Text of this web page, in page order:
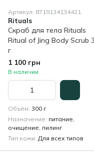
Артикул: 8719134134421
Rituals
Скраб для тела Rituals
Ritual of Jing Body Scrub
г
1 100 грн
В наличии
Объем 300 г
Назначение питание,
очищение, пилинг
Тип кожи Для всех типов